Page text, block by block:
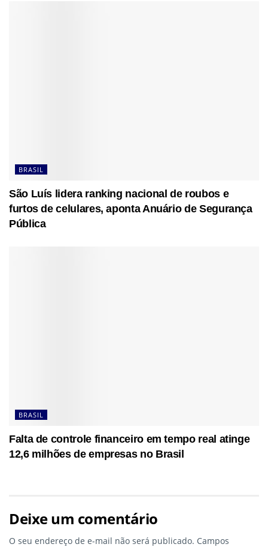
BRASIL
São Luís lidera ranking nacional de roubos e
furtos de celulares, aponta Anuário de Segurança
Pública
BRASIL
Falta de controle financeiro em tempo real atinge
12,6 milhões de empresas no Brasil
Deixe um comentário
O seu endereço de e-mail não será publicado. Campos